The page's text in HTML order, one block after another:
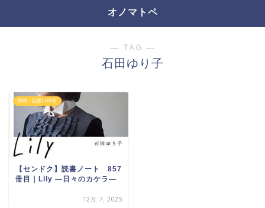
オノマトペ
― TAG ―
石田ゆり子
挑戦・読書1,000冊
【センドク】読書ノート 857
冊目｜Lily ―日々のカケラ―
12月 7, 2025